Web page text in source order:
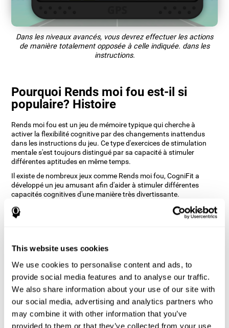
This website uses cookies
We use cookies to personalise content and ads, to
provide social media features and to analyse our traffic.
We also share information about your use of our site with
our social media, advertising and analytics partners who
may combine it with other information that you’ve
provided to them or that they’ve collected from your use
Dans les niveaux avancés, vous devrez effectuer les actions
de manière totalement opposée à celle indiquée. dans les
instructions.
Pourquoi Rends moi fou est-il si
populaire? Histoire
Rends moi fou est un jeu de mémoire typique qui cherche à
activer la flexibilité cognitive par des changements inattendus
dans les instructions du jeu. Ce type d'exercices de stimulation
mentale s'est toujours distingué par sa capacité à stimuler
différentes aptitudes en même temps.
Il existe de nombreux jeux comme Rends moi fou, CogniFit a
développé un jeu amusant afin d'aider à stimuler différentes
capacités cognitives d'une manière très divertissante.
Comment le jeu d'esprit "Rends moi
fou" améliore-t-il mes compétences
CogniFit, vous stimulez un schéma d'activation neuronale
spécifique. La répétition et l'entraînement continus de ce schéma
peuvent aider à créer de nouvelles synapses et à réorganiser les
circuits neuronaux et à récupérer les fonctions cognitives
affaiblies ou endommagées.
Le jeu Rends moi fou permet d'exercer la planification et la
mémoire visuelle. La stimulation constante de ces compétences